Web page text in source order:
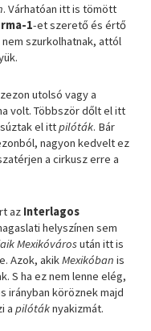
. Várhatóan itt is tömött
1-et szerető és értő
szurkolhatnak, attól
utolsó vagy a
volt. Többször dőlt el itt
el ittpilóták. Bár
nagyon kedvelt ez
a cirkusz erre a
az Interlagos
helyszínen sem
Mexikóvárosután itt is
Azok, akikMexikóban is
S ha ez nem lenne elég,
irányban köröznek majd
apilótáknyakizmát.